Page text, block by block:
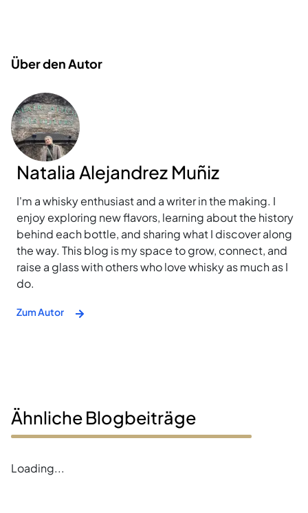
Über den Autor
Natalia Alejandrez Muñiz
I'm a whisky enthusiast and a writer in the making. I
enjoy exploring new flavors, learning about the history
behind each bottle, and sharing what I discover along
the way. This blog is my space to grow, connect, and
raise a glass with others who love whisky as much as I
do.
Zum Autor
Ähnliche Blogbeiträge
Error loading blogs